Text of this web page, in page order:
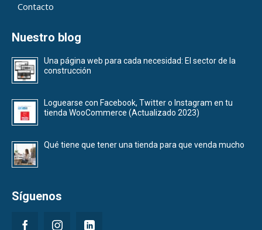
Contacto
Nuestro blog
Una página web para cada necesidad: El sector de la
construcción
Loguearse con Facebook, Twitter o Instagram en tu
tienda WooCommerce (Actualizado 2023)
Qué tiene que tener una tienda para que venda mucho
Síguenos